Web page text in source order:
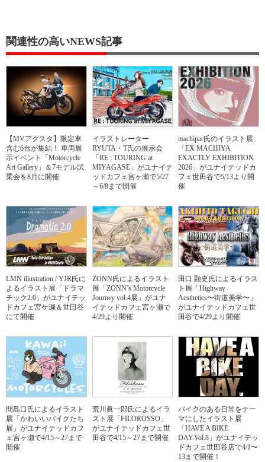
関連性の高いNEWS記事
【MVアグスタ】限定車
含む6台が集結！ 車両展
示イベント「Motorcycle
Art Gallery」＆7モデル試
乗会を8月に開催
イラストレーター
RYUTA・T氏の展示会
「RE : TOURING at
MIYAGASE」がユナイテ
ッドカフェ宮ヶ瀬で5/27
～6/8まで開催
machipar氏のイラスト展
「EX MACHIYA
EXACTLY EXHIBITION
2026」がユナイテッドカ
フェ世田谷で5/13より開
催
LMN illustration / YJR氏に
よるイラスト展「ドラマ
チック2.0」がユナイテッ
ドカフェ宮ケ瀬＆世田谷
にて開催
ZONN氏によるイラスト
展「ZONN’s Motorcycle
Journey vol.4展」がユナ
イテッドカフェ宮ヶ瀬で
4/29より開催
田口 顕史氏によるイラス
ト展「Highway
Aesthetics〜街道美学〜」
がユナイテッドカフェ世
田谷で4/29より開催
間島口氏によるイラスト
展「かわいいバイクたち
展」がユナイテッドカフ
ェ宮ヶ瀬で4/15～27まで
開催
荒川眞一郎氏によるイラ
スト展「FILOROSSO」
がユナイテッドカフェ世
田谷で4/15～27まで開催
バイクのある日常をテー
マにしたイラスト展
「HAVE A BIKE
DAY.Vol.8」がユナイテッ
ドカフェ世田谷店で4/1〜
13まで開催！